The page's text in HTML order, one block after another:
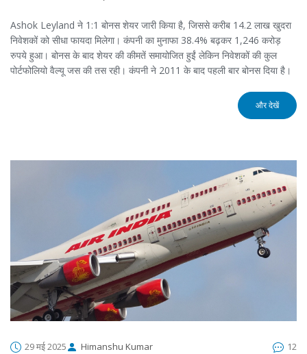
Ashok Leyland ने 1:1 बोनस शेयर जारी किया है, जिससे करीब 14.2 लाख खुदरा
निवेशकों को सीधा फायदा मिलेगा। कंपनी का मुनाफा 38.4% बढ़कर 1,246 करोड़
रुपये हुआ। बोनस के बाद शेयर की कीमतें समायोजित हुईं लेकिन निवेशकों की कुल
पोर्टफोलियो वैल्यू जस की तस रही। कंपनी ने 2011 के बाद पहली बार बोनस दिया है।
और देखें
29 मई 2025 Himanshu Kumar 12